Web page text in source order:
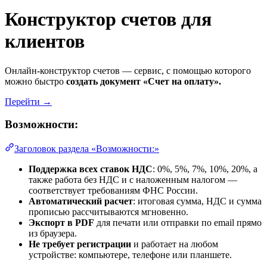
Конструктор счетов для
клиентов
Онлайн-конструктор счетов — сервис, с помощью которого
можно быстро создать документ «Счет на оплату».
Перейти →
Возможности:
Заголовок раздела «Возможности:»
Поддержка всех ставок НДС: 0%, 5%, 7%, 10%, 20%, а
также работа без НДС и с наложенным налогом —
соответствует требованиям ФНС России.
Автоматический расчет: итоговая сумма, НДС и сумма
прописью рассчитываются мгновенно.
Экспорт в PDF для печати или отправки по email прямо
из браузера.
Не требует регистрации и работает на любом
устройстве: компьютере, телефоне или планшете.